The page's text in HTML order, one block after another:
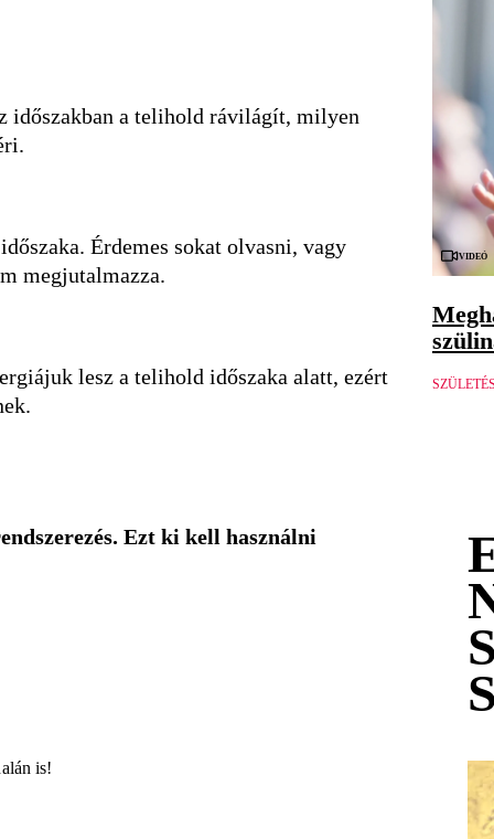
időszakban a telihold rávilágít, milyen
Érdemes sokat olvasni, vagy
megjutalmazza.
lesz a telihold időszaka alatt, ezért
Ezt ki kell használni
is!
Videó